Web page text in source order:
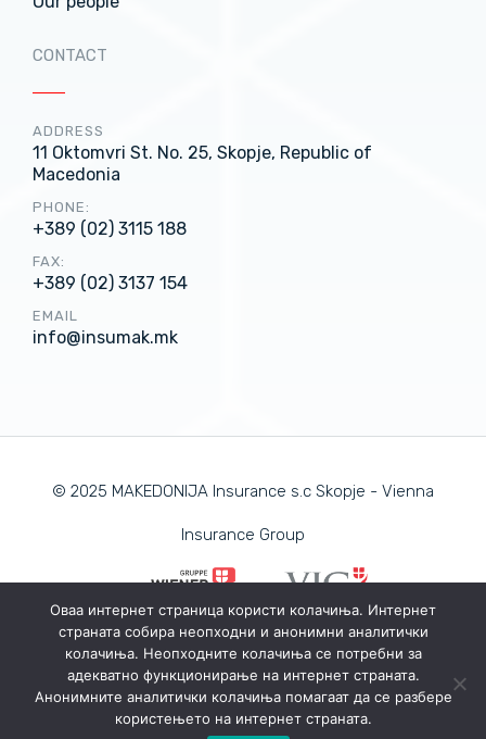
CONTACT
ADDRESS
11 Oktomvri St. No. 25, Skopje, Republic of
Macedonia
PHONE:
+389 (02) 3115 188
FAX:
+389 (02) 3137 154
EMAIL
info@insumak.mk
© 2025 MAKEDONIJA Insurance s.c Skopje - Vienna
Insurance Group
PRIVACY POLICY
COOKIE POLICY
Оваа интернет страница користи колачиња. Интернет
страната собира неопходни и анонимни аналитички
колачиња. Неопходните колачиња се потребни за
адекватно функционирање на интернет страната.
Анонимните аналитички колачиња помагаат да се разбере
користењето на интернет страната.